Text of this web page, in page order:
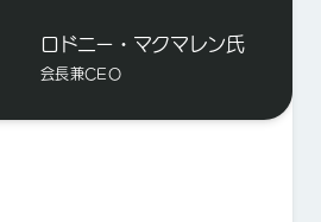
ロドニー・マクマレン氏
会長兼CEO